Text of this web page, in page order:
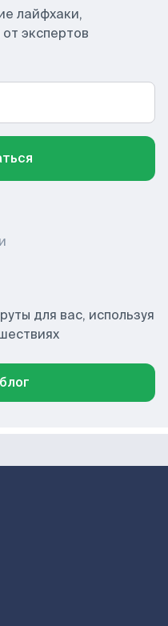
лайфхаки,
экспертов
для вас, используя